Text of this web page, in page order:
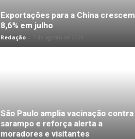
Exportações para a China crescem
8,6% em julho
Redação - 7 de agosto de 2026
São Paulo amplia vacinação contra
sarampo e reforça alerta a
moradores e visitantes